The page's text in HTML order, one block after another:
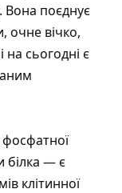
Вона поєднує
очне вічко,
сьогодні є
білка — є
клітинної